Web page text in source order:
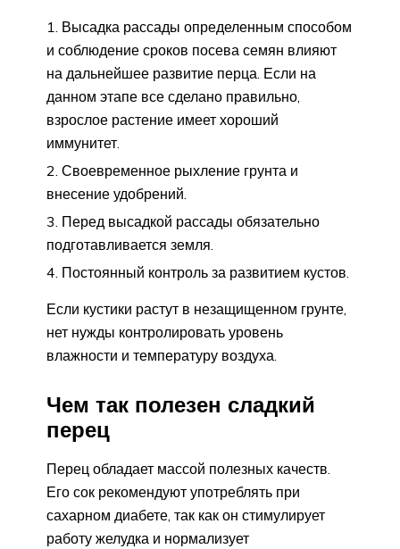
Высадка рассады определенным способом
и соблюдение сроков посева семян влияют
на дальнейшее развитие перца. Если на
данном этапе все сделано правильно,
взрослое растение имеет хороший
иммунитет.
Своевременное рыхление грунта и
внесение удобрений.
Перед высадкой рассады обязательно
подготавливается земля.
Постоянный контроль за развитием кустов.
Если кустики растут в незащищенном грунте,
нет нужды контролировать уровень
влажности и температуру воздуха.
Чем так полезен сладкий
перец
Перец обладает массой полезных качеств.
Его сок рекомендуют употреблять при
сахарном диабете, так как он стимулирует
работу желудка и нормализует